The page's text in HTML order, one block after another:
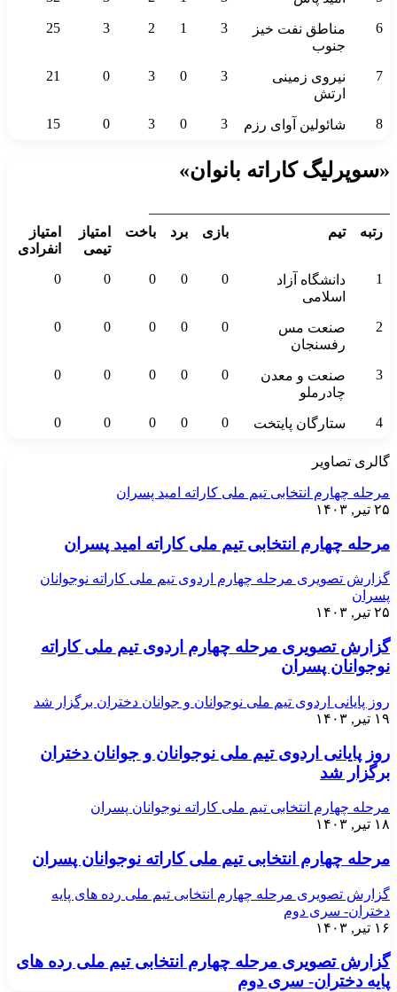
6
مناطق نفت خیز
جنوب
3
1
2
3
25
7
نیروی زمینی
ارتش
3
0
3
0
21
8 شائولین آوای رزم 3
0
3
0
15
«سوپرلیگ کاراته بانوان»
رتبه
تیم بازی برد باخت
امتیاز
تیمی
امتیاز
انفرادی
1
دانشگاه آزاد
اسلامی
0
0
0
0
0
2
صنعت مس
رفسنجان
0
0
0
0
0
3
صنعت و معدن
چادرملو
0
0
0
0
0
4 ستارگان پایتخت 0
0
0
0
0
گالری تصاویر
مرحله چهارم انتخابی تیم ملی کاراته امید پسران
۲۵ تیر, ۱۴۰۳
مرحله چهارم انتخابی تیم ملی کاراته امید پسران
گزارش تصویری مرحله چهارم اردوی تیم ملی کاراته نوجوانان
پسران
۲۵ تیر, ۱۴۰۳
گزارش تصویری مرحله چهارم اردوی تیم ملی کاراته
نوجوانان پسران
روز پایانی اردوی تیم ملی نوجوانان و جوانان دختران برگزار شد
۱۹ تیر, ۱۴۰۳
روز پایانی اردوی تیم ملی نوجوانان و جوانان دختران
برگزار شد
مرحله چهارم انتخابی تیم ملی کاراته نوجوانان پسران
۱۸ تیر, ۱۴۰۳
مرحله چهارم انتخابی تیم ملی کاراته نوجوانان پسران
گزارش تصویری مرحله چهارم انتخابی تیم ملی رده های پایه
دختران- سری دوم
۱۶ تیر, ۱۴۰۳
گزارش تصویری مرحله چهارم انتخابی تیم ملی رده های
پایه دختران- سری دوم